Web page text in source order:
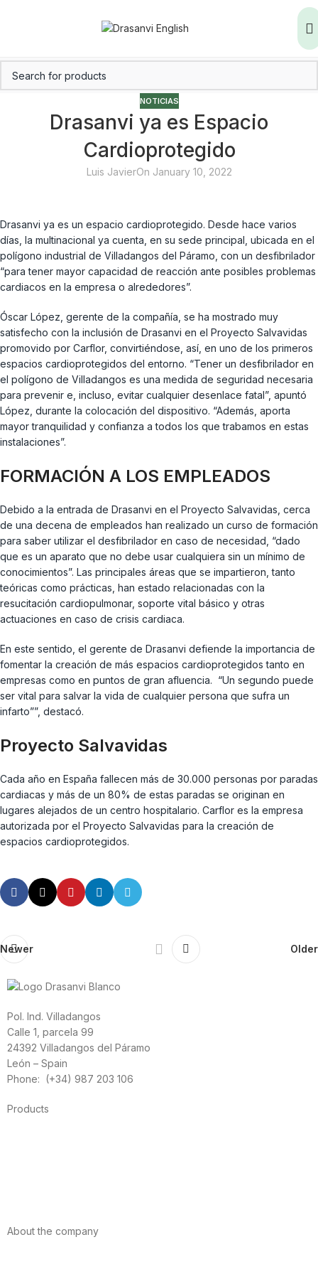
NOTICIAS
Drasanvi ya es Espacio
Cardioprotegido
Luis JavierOn January 10, 2022
Drasanvi ya es un espacio cardioprotegido. Desde hace varios
días, la multinacional ya cuenta, en su sede principal, ubicada en el
polígono industrial de Villadangos del Páramo, con un desfibrilador
“para tener mayor capacidad de reacción ante posibles problemas
cardiacos en la empresa o alrededores”.
Óscar López, gerente de la compañía, se ha mostrado muy
satisfecho con la inclusión de Drasanvi en el Proyecto Salvavidas
promovido por Carflor, convirtiéndose, así, en uno de los primeros
espacios cardioprotegidos del entorno. “Tener un desfibrilador en
el polígono de Villadangos es una medida de seguridad necesaria
para prevenir e, incluso, evitar cualquier desenlace fatal”, apuntó
López, durante la colocación del dispositivo. “Además, aporta
mayor tranquilidad y confianza a todos los que trabamos en estas
instalaciones”.
FORMACIÓN A LOS EMPLEADOS
Debido a la entrada de Drasanvi en el Proyecto Salvavidas, cerca
de una decena de empleados han realizado un curso de formación
para saber utilizar el desfibrilador en caso de necesidad, “dado
que es un aparato que no debe usar cualquiera sin un mínimo de
conocimientos”. Las principales áreas que se impartieron, tanto
teóricas como prácticas, han estado relacionadas con la
resucitación cardiopulmonar, soporte vital básico y otras
actuaciones en caso de crisis cardiaca.
En este sentido, el gerente de Drasanvi defiende la importancia de
fomentar la creación de más espacios cardioprotegidos tanto en
empresas como en puntos de gran afluencia. “Un segundo puede
ser vital para salvar la vida de cualquier persona que sufra un
infarto””, destacó.
Proyecto Salvavidas
Cada año en España fallecen más de 30.000 personas por paradas
cardiacas y más de un 80% de estas paradas se originan en
lugares alejados de un centro hospitalario. Carflor es la empresa
autorizada por el Proyecto Salvavidas para la creación de
espacios cardioprotegidos.
Newer Older
Pol. Ind. Villadangos
Calle 1, parcela 99
24392 Villadangos del Páramo
León – Spain
Phone: (+34) 987 203 106
Products
About the company